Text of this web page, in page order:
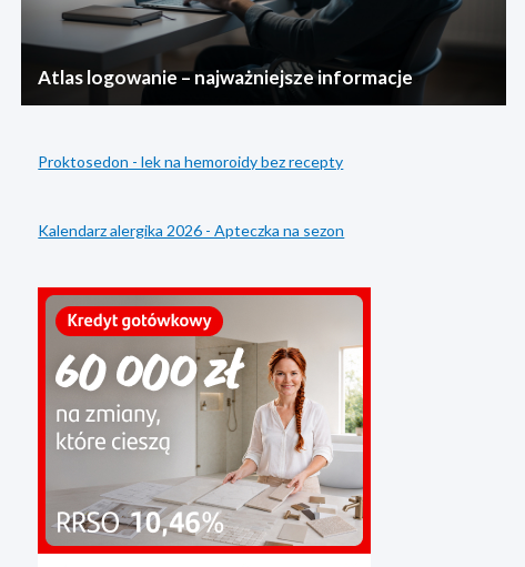
Atlas logowanie – najważniejsze informacje
Proktosedon - lek na hemoroidy bez recepty
Kalendarz alergika 2026 - Apteczka na sezon